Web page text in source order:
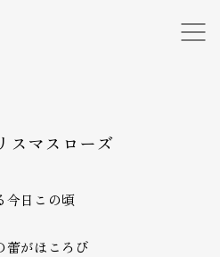
スマスローズ
今日この頃
蕾がほころび